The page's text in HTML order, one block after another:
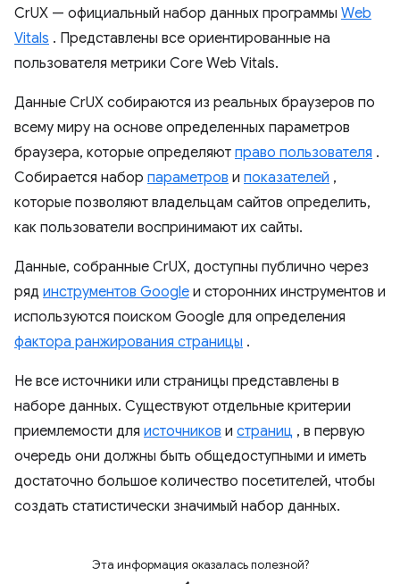
CrUX — официальный набор данных программы Web
Vitals . Представлены все ориентированные на
пользователя метрики Core Web Vitals.
Данные CrUX собираются из реальных браузеров по
всему миру на основе определенных параметров
браузера, которые определяют право пользователя .
Собирается набор параметров и показателей ,
которые позволяют владельцам сайтов определить,
как пользователи воспринимают их сайты.
Данные, собранные CrUX, доступны публично через
ряд инструментов Google и сторонних инструментов и
используются поиском Google для определения
фактора ранжирования страницы .
Не все источники или страницы представлены в
наборе данных. Существуют отдельные критерии
приемлемости для источников и страниц , в первую
очередь они должны быть общедоступными и иметь
достаточно большое количество посетителей, чтобы
создать статистически значимый набор данных.
Эта информация оказалась полезной?